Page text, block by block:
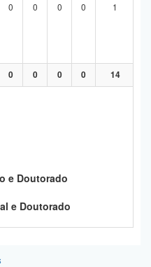
0 0 0 0 1
0 0 0 0 14
e Doutorado
e Doutorado